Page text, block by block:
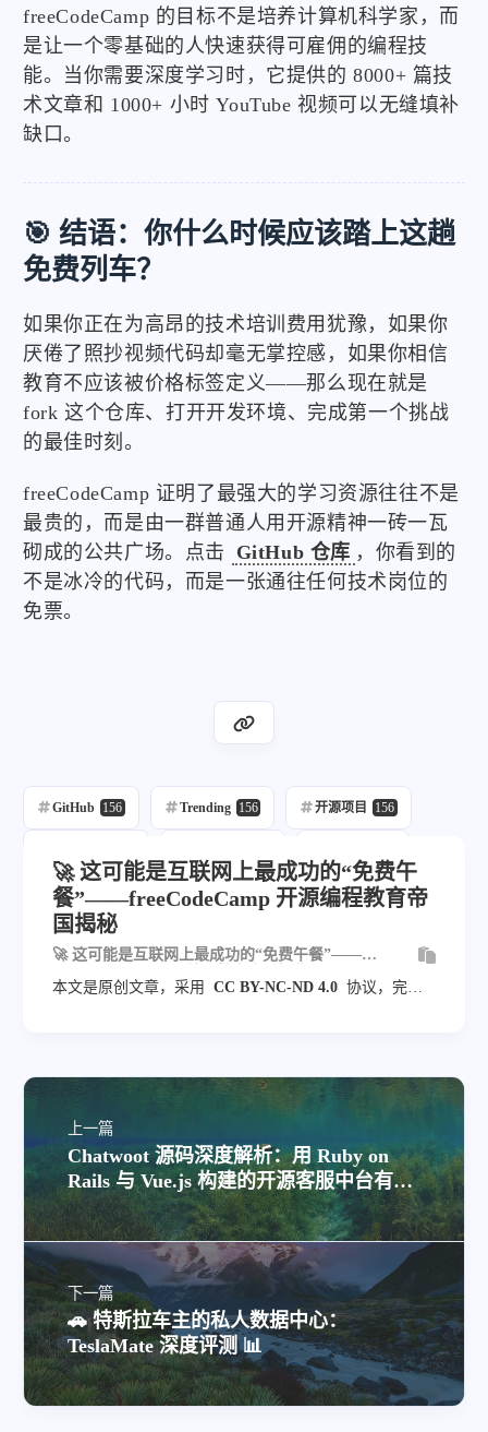
freeCodeCamp 的目标不是培养计算机科学家，而
是让一个零基础的人快速获得可雇佣的编程技
能。当你需要深度学习时，它提供的 8000+ 篇技
术文章和 1000+ 小时 YouTube 视频可以无缝填补
缺口。
🎯 结语：你什么时候应该踏上这趟
免费列车？
如果你正在为高昂的技术培训费用犹豫，如果你
厌倦了照抄视频代码却毫无掌控感，如果你相信
教育不应该被价格标签定义——那么现在就是
fork 这个仓库、打开开发环境、完成第一个挑战
的最佳时刻。
freeCodeCamp 证明了最强大的学习资源往往不是
最贵的，而是由一群普通人用开源精神一砖一瓦
砌成的公共广场。点击
GitHub 仓库 ，你看到的
不是冰冷的代码，而是一张通往任何技术岗位的
免票。
GitHub 156 Trending 156 开源项目 156
🚀 这可能是互联网上最成功的“免费午
餐”——freeCodeCamp 开源编程教育帝
国揭秘
🚀 这可能是互联网上最成功的“免费午餐”——
本文是原创文章，采用
CC BY-NC-ND 4.0 协议，完整
上一篇
Chatwoot 源码深度解析：用 Ruby on
Rails 与 Vue.js 构建的开源客服中台有多
强？ 🏗️💎
下一篇
🚗 特斯拉车主的私人数据中心：
TeslaMate 深度评测 📊